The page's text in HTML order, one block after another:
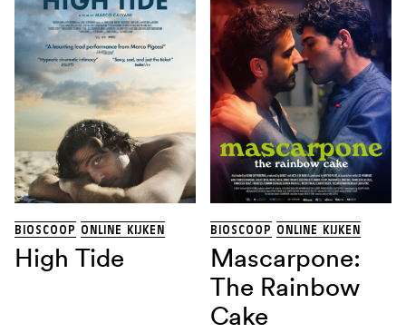
BIOSCOOP ONLINE KIJKEN
High Tide
BIOSCOOP ONLINE KIJKEN
Mascarpone:
The Rainbow
Cake